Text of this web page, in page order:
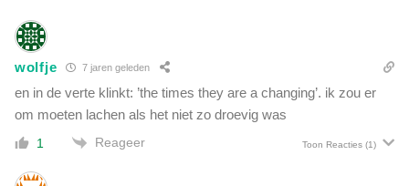
d
a
t
o
u
n
u
wolfje 7 jaren geleden
en in de verte klinkt: ’the times they are a changing’. ik zou er
om moeten lachen als het niet zo droevig was
1 Reageer Toon Reacties (1)